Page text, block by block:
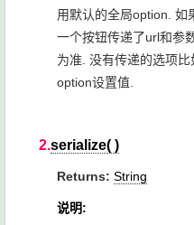
用默认的全局option. 如
一个按钮传递了url和参
为准. 没有传递的选项
option设置值.
2.serialize( )
Returns: String
说明: